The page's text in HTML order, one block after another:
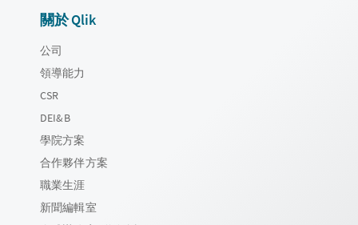
關於 Qlik
公司
領導能力
CSR
DEI&B
學院方案
合作夥伴方案
職業生涯
新聞編輯室